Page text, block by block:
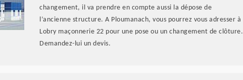
changement, il va prendre en compte aussi la dépose de
l’ancienne structure. A Ploumanach, vous pourrez vous adresser à
Lobry maçonnerie 22 pour une pose ou un changement de clôture.
Demandez-lui un devis.